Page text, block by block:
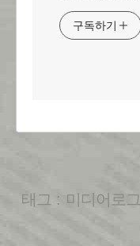
구독하기
태그 : 미디어로그